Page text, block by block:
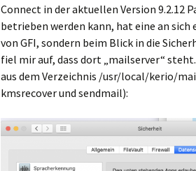
Connect in der aktuellen Version 9.2.12
betrieben werden kann, hat eine an
von GFI, sondern beim Blick in die
fiel mir auf, dass dort „mailserver“
aus dem Verzeichnis /usr/local/kerio/
kmsrecover und sendmail):